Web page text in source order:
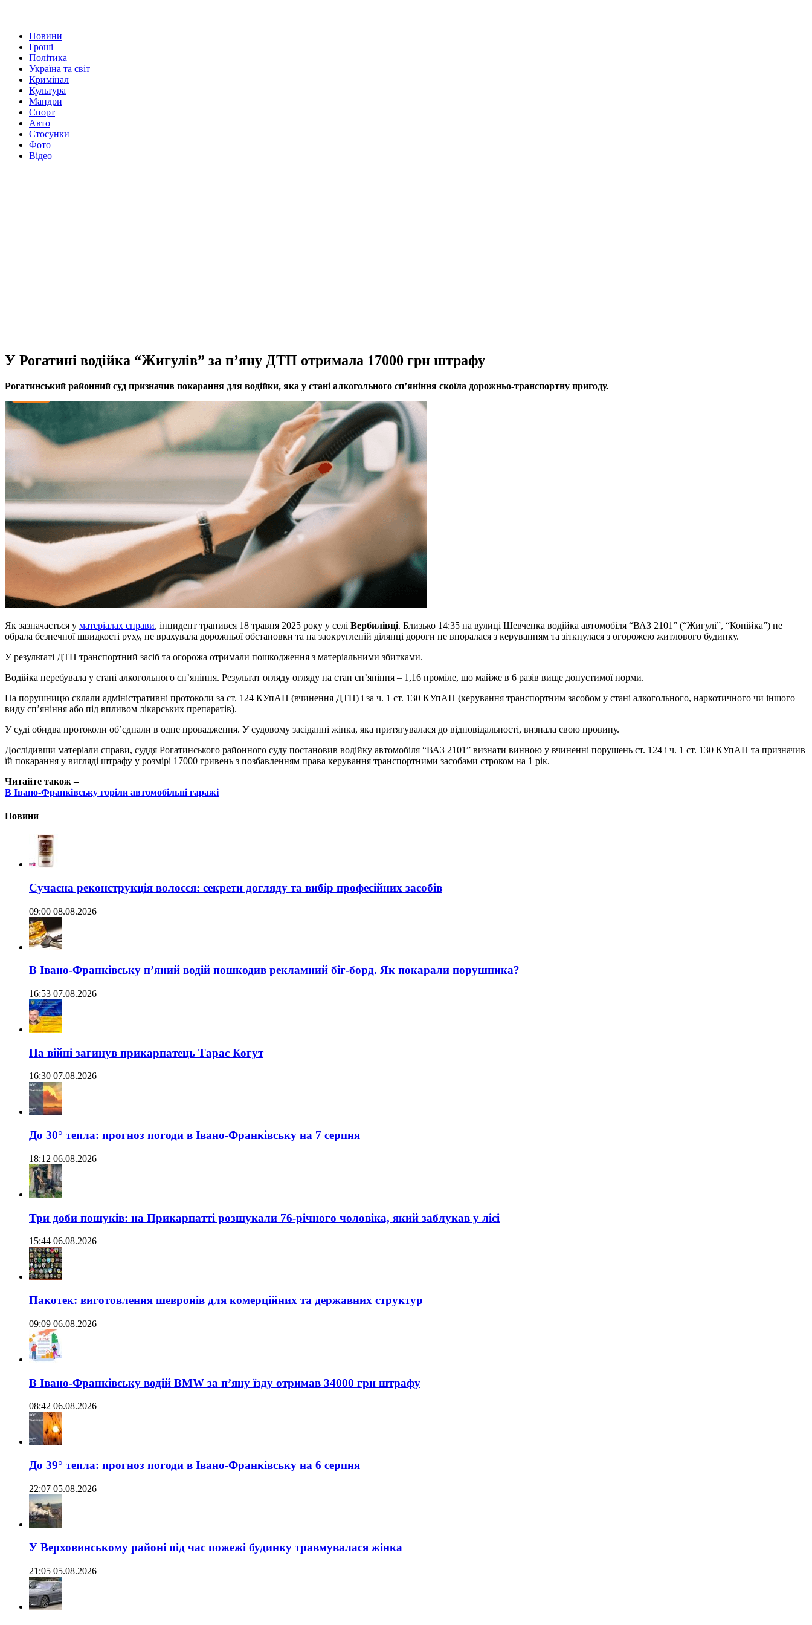
Новини
Гроші
Політика
Україна та світ
Кримінал
Культура
Мандри
Спорт
Авто
Стосунки
Фото
Відео
У Рогатині водійка “Жигулів” за п’яну ДТП отримала 17000 грн штрафу
Рогатинський районний суд призначив покарання для водійки, яка у стані алкогольного сп’яніння скоїла дорожньо-транспортну пригоду.
Як зазначається у матеріалах справи, інцидент трапився 18 травня 2025 року у селі Вербилівці. Близько 14:35 на вулиці Шевченка водійка автомобіля “ВАЗ 2101” (“Жигулі”, “Копійка”) не
обрала безпечної швидкості руху, не врахувала дорожньої обстановки та на заокругленій ділянці дороги не впоралася з керуванням та зіткнулася з огорожею житлового будинку.
У результаті ДТП транспортний засіб та огорожа отримали пошкодження з матеріальними збитками.
Водійка перебувала у стані алкогольного сп’яніння. Результат огляду огляду на стан сп’яніння – 1,16 проміле, що майже в 6 разів вище допустимої норми.
На порушницю склали адміністративні протоколи за ст. 124 КУпАП (вчинення ДТП) і за ч. 1 ст. 130 КУпАП (керування транспортним засобом у стані алкогольного, наркотичного чи іншого
виду сп’яніння або під впливом лікарських препаратів).
У суді обидва протоколи об’єднали в одне провадження. У судовому засіданні жінка, яка притягувалася до відповідальності, визнала свою провину.
Дослідивши матеріали справи, суддя Рогатинського районного суду постановив водійку автомобіля “ВАЗ 2101” визнати винною у вчиненні порушень ст. 124 і ч. 1 ст. 130 КУпАП та призначив
їй покарання у вигляді штрафу у розмірі 17000 гривень з позбавленням права керування транспортними засобами строком на 1 рік.
Читайте також –
В Івано-Франківську горіли автомобільні гаражі
Новини
Сучасна реконструкція волосся: секрети догляду та вибір професійних засобів
09:00 08.08.2026
В Івано-Франківську п’яний водій пошкодив рекламний біг-борд. Як покарали порушника?
16:53 07.08.2026
На війні загинув прикарпатець Тарас Когут
16:30 07.08.2026
До 30° тепла: прогноз погоди в Івано-Франківську на 7 серпня
18:12 06.08.2026
Три доби пошуків: на Прикарпатті розшукали 76-річного чоловіка, який заблукав у лісі
15:44 06.08.2026
Пакотек: виготовлення шевронів для комерційних та державних структур
09:09 06.08.2026
В Івано-Франківську водій BMW за п’яну їзду отримав 34000 грн штрафу
08:42 06.08.2026
До 39° тепла: прогноз погоди в Івано-Франківську на 6 серпня
22:07 05.08.2026
У Верховинському районі під час пожежі будинку травмувалася жінка
21:05 05.08.2026